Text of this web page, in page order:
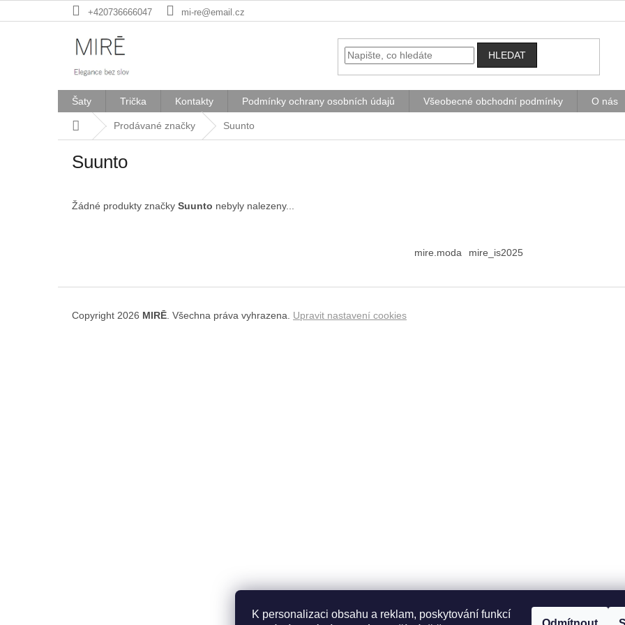
K personalizaci obsahu a reklam, poskytování funkcí
na
+420736666047 mi-re@email.cz
HLEDAT
Šaty Trička Kontakty Podmínky ochrany osobních údajů Všeobecné obchodní podmínky O nás
Domů Prodávané značky Suunto
Suunto
Žádné produkty značky Suunto nebyly nalezeny...
mire.moda mire_is2025
Copyright 2026 MIRĒ. Všechna práva vyhrazena. Upravit nastavení cookies